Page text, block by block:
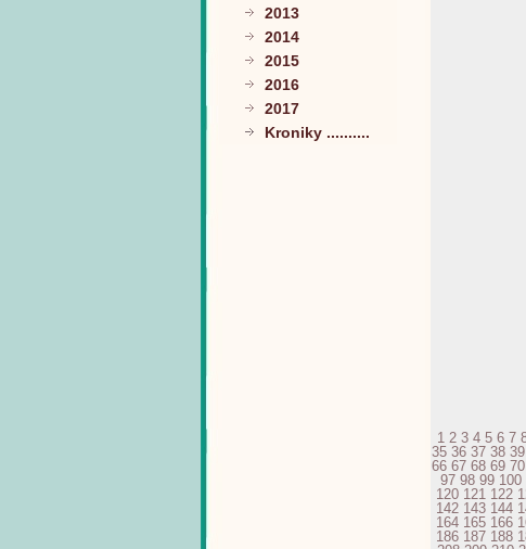
2013
2014
2015
2016
2017
Kroniky ..........
1 2 3 4 5 6 7
35 36 37 38 39
66 67 68 69 70
97 98 99 100
120 121 122
142 143 144
164 165 166
186 187 188